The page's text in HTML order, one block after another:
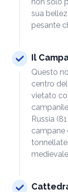
sua
pesante
Il
Questo
centro
vietato
Russia
campane